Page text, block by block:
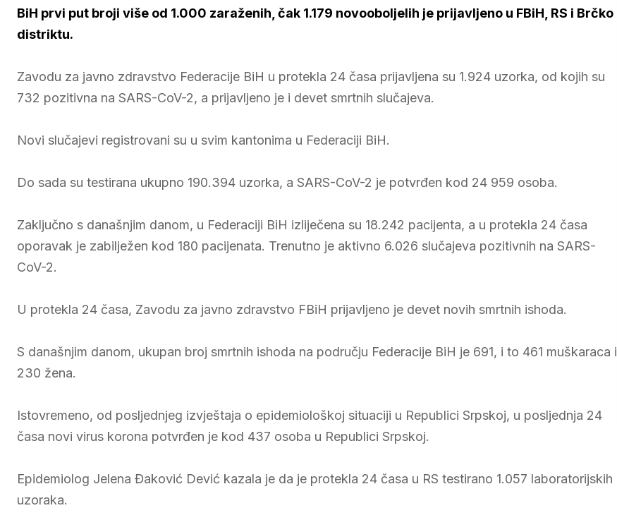
BiH prvi put broji više od 1.000 zaraženih, čak 1.179 novooboljelih je prijavljeno u FBiH, RS i Brčko
distriktu.
Zavodu za javno zdravstvo Federacije BiH u protekla 24 časa prijavljena su 1.924 uzorka, od kojih su
732 pozitivna na SARS-CoV-2, a prijavljeno je i devet smrtnih slučajeva.
Novi slučajevi registrovani su u svim kantonima u Federaciji BiH.
Do sada su testirana ukupno 190.394 uzorka, a SARS-CoV-2 je potvrđen kod 24 959 osoba.
Zaključno s današnjim danom, u Federaciji BiH izliječena su 18.242 pacijenta, a u protekla 24 časa
oporavak je zabilježen kod 180 pacijenata. Trenutno je aktivno 6.026 slučajeva pozitivnih na SARS-
CoV-2.
U protekla 24 časa, Zavodu za javno zdravstvo FBiH prijavljeno je devet novih smrtnih ishoda.
S današnjim danom, ukupan broj smrtnih ishoda na području Federacije BiH je 691, i to 461 muškaraca i
230 žena.
Istovremeno, od pоsljеdnjеg izvјеštаја о еpidеmiоlоškој situаciјi u Rеpublici Srpskој, u pоsljеdnjа 24
čаsа nоvi virus kоrоnа pоtvrđеn је kоd 437 оsоba u Rеpublici Srpskој.
Epidemiolog Jelena Đaković Dević kazala je da je protekla 24 časa u RS testirano 1.057 laboratorijskih
uzoraka.